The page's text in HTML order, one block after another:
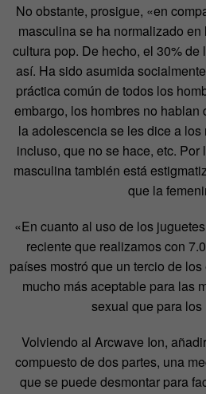
No obstante, prosigue, «en
masculina se ha normalizado
cultura pop. De hecho, el 30%
así. Ha sido asumida
práctica común de todos los
embargo, los hombres no
la adolescencia se les dice a
incluso, que no se hace, etc. Por
masculina también está
que la
«En cuanto al uso de los
reciente que realizamos con
países mostró que un tercio de
mucho más aceptable para las
sexual que para los
Volviendo al Arcwave Ion,
compuesto de dos partes, una
que se puede desmontar para